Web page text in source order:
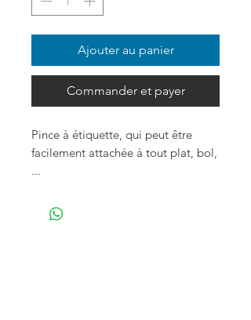
Ajouter au panier
Commander et payer
Pince à étiquette, qui peut être
facilement attachée à tout plat, bol,
...
25 pièces
Existe en hauteur 8 cm (AC000008)